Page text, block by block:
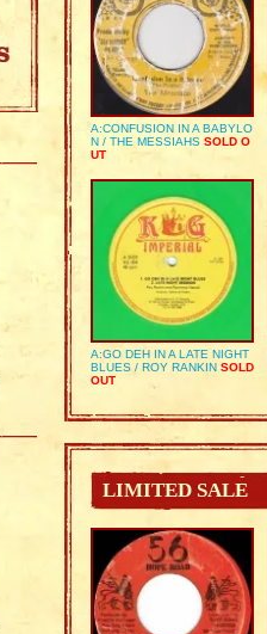
A:CONFUSION IN A BABYLO
N / THE MESSIAHS SOLD O
UT
A:GO DEH IN A LATE NIGHT
BLUES / ROY RANKIN SOLD
OUT
LIMITED SALE